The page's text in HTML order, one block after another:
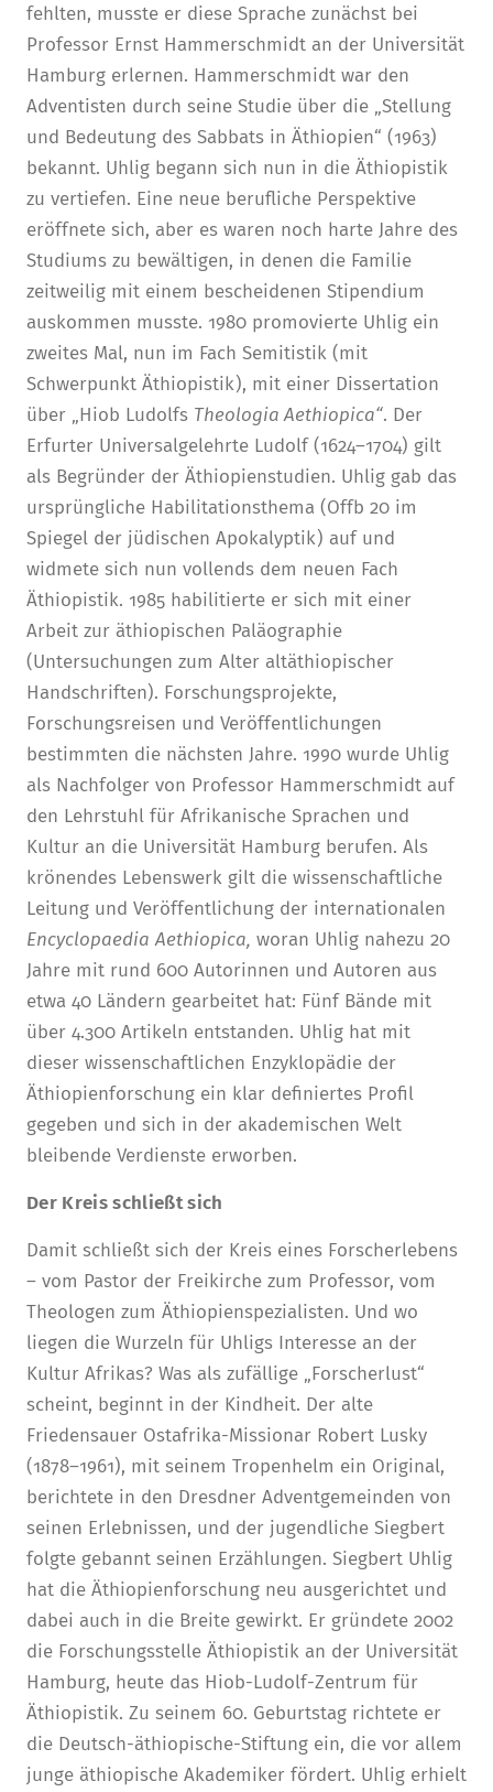
fehlten, musste er diese Sprache zunächst bei
Professor Ernst Hammerschmidt an der Universität
Hamburg erlernen. Hammerschmidt war den
Adventisten durch seine Studie über die „Stellung
und Bedeutung des Sabbats in Äthiopien“ (1963)
bekannt. Uhlig begann sich nun in die Äthiopistik
zu vertiefen. Eine neue berufliche Perspektive
eröffnete sich, aber es waren noch harte Jahre des
Studiums zu bewältigen, in denen die Familie
zeitweilig mit einem bescheidenen Stipendium
auskommen musste. 1980 promovierte Uhlig ein
zweites Mal, nun im Fach Semitistik (mit
Schwerpunkt Äthiopistik), mit einer Dissertation
über „Hiob Ludolfs Theologia Aethiopica“. Der
Erfurter Universalgelehrte Ludolf (1624–1704) gilt
als Begründer der Äthiopienstudien. Uhlig gab das
ursprüngliche Habilitationsthema (Offb 20 im
Spiegel der jüdischen Apokalyptik) auf und
widmete sich nun vollends dem neuen Fach
Äthiopistik. 1985 habilitierte er sich mit einer
Arbeit zur äthiopischen Paläographie
(Untersuchungen zum Alter altäthiopischer
Handschriften). Forschungsprojekte,
Forschungsreisen und Veröffentlichungen
bestimmten die nächsten Jahre. 1990 wurde Uhlig
als Nachfolger von Professor Hammerschmidt auf
den Lehrstuhl für Afrikanische Sprachen und
Kultur an die Universität Hamburg berufen. Als
krönendes Lebenswerk gilt die wissenschaftliche
Leitung und Veröffentlichung der internationalen
Encyclopaedia Aethiopica, woran Uhlig nahezu 20
Jahre mit rund 600 Autorinnen und Autoren aus
etwa 40 Ländern gearbeitet hat: Fünf Bände mit
über 4.300 Artikeln entstanden. Uhlig hat mit
dieser wissenschaftlichen Enzyklopädie der
Äthiopienforschung ein klar definiertes Profil
gegeben und sich in der akademischen Welt
bleibende Verdienste erworben.
Der Kreis schließt sich
Damit schließt sich der Kreis eines Forscherlebens
– vom Pastor der Freikirche zum Professor, vom
Theologen zum Äthiopienspezialisten. Und wo
liegen die Wurzeln für Uhligs Interesse an der
Kultur Afrikas? Was als zufällige „Forscherlust“
scheint, beginnt in der Kindheit. Der alte
Friedensauer Ostafrika-Missionar Robert Lusky
(1878–1961), mit seinem Tropenhelm ein Original,
berichtete in den Dresdner Adventgemeinden von
seinen Erlebnissen, und der jugendliche Siegbert
folgte gebannt seinen Erzählungen. Siegbert Uhlig
hat die Äthiopienforschung neu ausgerichtet und
dabei auch in die Breite gewirkt. Er gründete 2002
die Forschungsstelle Äthiopistik an der Universität
Hamburg, heute das Hiob-Ludolf-Zentrum für
Äthiopistik. Zu seinem 60. Geburtstag richtete er
die Deutsch-äthiopische-Stiftung ein, die vor allem
junge äthiopische Akademiker fördert. Uhlig erhielt